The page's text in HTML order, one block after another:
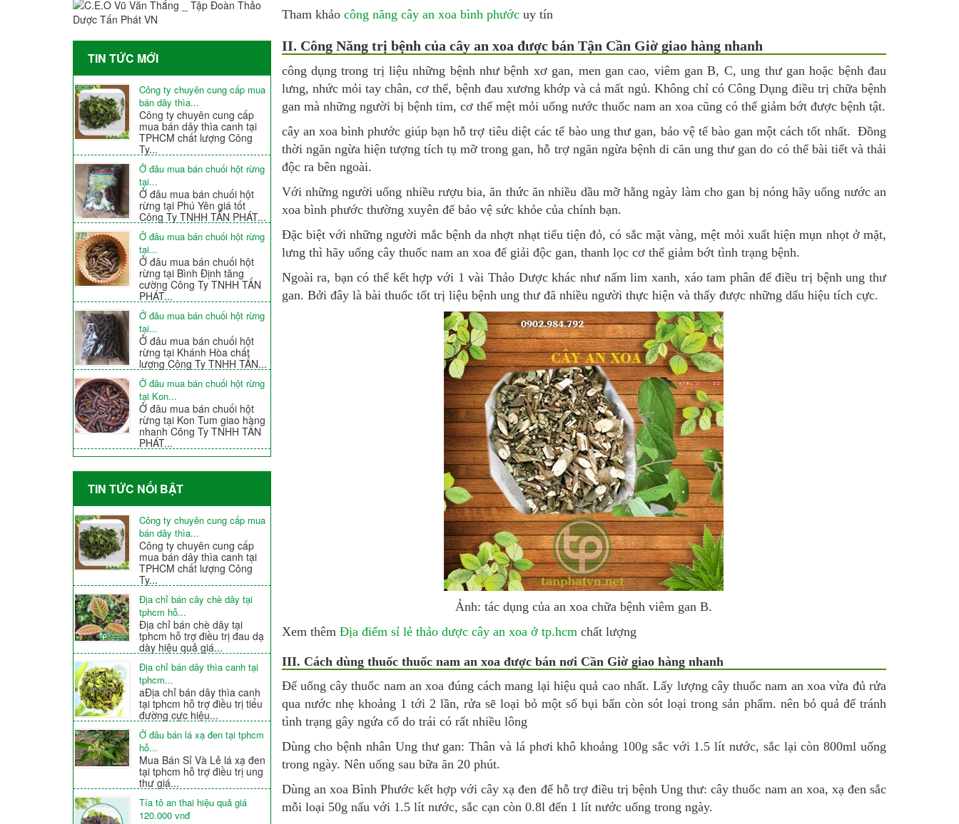
TIN TỨC MỚI
Công ty chuyên cung cấp mua
bán dây thìa...
Công ty chuyên cung cấp
mua bán dây thìa canh tại
TPHCM chất lượng Công
Ty...
Ở đâu mua bán chuối hột rừng
tại...
Ở đâu mua bán chuối hột
rừng tại Phú Yên giá tốt
Công Ty TNHH TẤN PHÁT...
Ở đâu mua bán chuối hột rừng
tại...
Ở đâu mua bán chuối hột
rừng tại Bình Định tăng
cường Công Ty TNHH TẤN
PHÁT...
Ở đâu mua bán chuối hột rừng
tại...
Ở đâu mua bán chuối hột
rừng tại Khánh Hòa chất
lượng Công Ty TNHH TẤN...
Ở đâu mua bán chuối hột rừng
tại Kon...
Ở đâu mua bán chuối hột
rừng tại Kon Tum giao hàng
nhanh Công Ty TNHH TẤN
PHÁT...
TIN TỨC NỐI BẬT
Công ty chuyên cung cấp mua
bán dây thìa...
Công ty chuyên cung cấp
mua bán dây thìa canh tại
TPHCM chất lượng Công
Ty...
Địa chỉ bán cây chè dây tại
tphcm hỗ...
Địa chỉ bán chè dây tại
tphcm hỗ trợ điều trị đau dạ
dày hiệu quả giá...
Địa chỉ bán dây thìa canh tại
tphcm...
aĐịa chỉ bán dây thìa canh
tại tphcm hỗ trợ điều trị tiểu
đường cực hiệu...
Ở đâu bán lá xạ đen tại tphcm
hỗ...
Mua Bán Sỉ Và Lẻ lá xạ đen
tại tphcm hỗ trợ điều trị ung
thư giá...
Tía tô an thai hiệu quả giá
120.000 vnđ
Tham khảo công năng cây an xoa bình phướcuy tín
II. Công Năng trị bệnh của cây an xoa được bán Tận Cần Giờ giao hàng nhanh
công dụng trong trị liệu những bệnh như bệnh xơ gan, men gan cao, viêm gan B, C, ung thư gan hoặc bệnh đau
lưng, nhức mỏi tay chân, cơ thể, bệnh đau xương khớp và cả mất ngủ. Không chỉ có Công Dụng điều trị chữa bệnh
gan mà những người bị bệnh tim, cơ thể mệt mỏi uống nước thuốc nam an xoa cũng có thể giảm bớt được bệnh tật.
cây an xoa bình phước giúp bạn hỗ trợ tiêu diệt các tế bào ung thư gan, bảo vệ tế bào gan một cách tốt nhất. Đồng
thời ngăn ngừa hiện tượng tích tụ mỡ trong gan, hỗ trợ ngăn ngừa bệnh di căn ung thư gan do có thể bài tiết và thải
độc ra bên ngoài.
Với những người uống nhiều rượu bia, ăn thức ăn nhiều dầu mỡ hằng ngày làm cho gan bị nóng hãy uống nước an
xoa bình phước thường xuyên để bảo vệ sức khỏe của chính bạn.
Đặc biệt với những người mắc bệnh da nhợt nhạt tiểu tiện đỏ, có sắc mặt vàng, mệt mỏi xuất hiện mụn nhọt ở mặt,
lưng thì hãy uống cây thuốc nam an xoa để giải độc gan, thanh lọc cơ thể giảm bớt tình trạng bệnh.
Ngoài ra, bạn có thể kết hợp với 1 vài Thảo Dược khác như nấm lim xanh, xáo tam phân để điều trị bệnh ung thư
gan. Bởi đây là bài thuốc tốt trị liệu bệnh ung thư đã nhiều người thực hiện và thấy được những dấu hiệu tích cực.
Ảnh: tác dụng củaan xoa chữa bệnh viêm gan B.
Xem thêm Địa điểm sỉ lẻ thảo dược cây an xoa ở tp.hcmchất lượng
III. Cách dùng thuốc thuốc nam an xoa được bán nơi Cần Giờ giao hàng nhanh
Để uống cây thuốc nam an xoa đúng cách mang lại hiệu quả cao nhất. Lấy lượng cây thuốc nam an xoa vừa đủ rửa
qua nước nhẹ khoảng 1 tới 2 lần, rửa sẽ loại bỏ một số bụi bẩn còn sót loại trong sản phẩm. nên bỏ quả để tránh
tình trạng gây ngứa cổ do trái có rất nhiều lông
Dùng cho bệnh nhân Ung thư gan: Thân và lá phơi khô khoảng 100g sắc với 1.5 lít nước, sắc lại còn 800ml uống
trong ngày. Nên uống sau bữa ăn 20 phút.
Dùng an xoa Bình Phước kết hợp với cây xạ đen để hỗ trợ điều trị bệnh Ung thư: cây thuốc nam an xoa, xạ đen sắc
mỗi loại 50g nấu với 1.5 lít nước, sắc cạn còn 0.8l đến 1 lít nước uống trong ngày.